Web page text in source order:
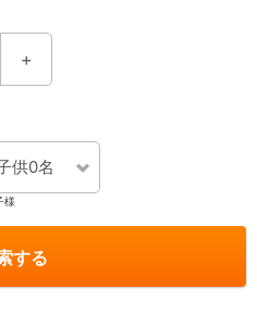
＋
供0名
様
する